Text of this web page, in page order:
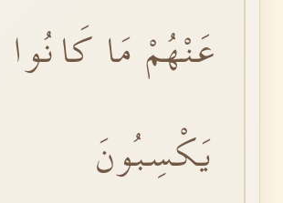
عَنْهُمْ مَا كَانُوا
يَكْسِبُونَ